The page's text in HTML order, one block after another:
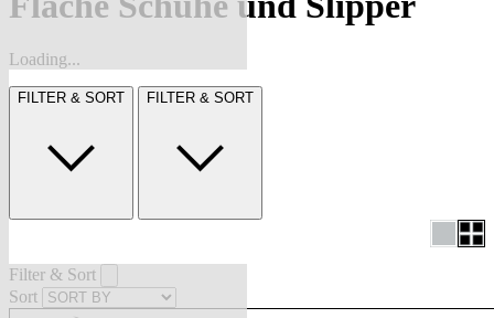
Loading...
FILTER & SORT FILTER & SORT
Filter & Sort
Sort